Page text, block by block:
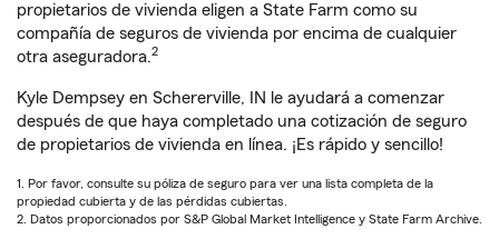
propietarios de vivienda eligen a State Farm como su
compañía de seguros de vivienda por encima de cualquier
otra aseguradora.2
Kyle Dempsey en Schererville, IN le ayudará a comenzar
después de que haya completado una cotización de seguro
de propietarios de vivienda en línea. ¡Es rápido y sencillo!
1. Por favor, consulte su póliza de seguro para ver una lista completa de la
propiedad cubierta y de las pérdidas cubiertas.
2. Datos proporcionados por S&P Global Market Intelligence y State Farm Archive.